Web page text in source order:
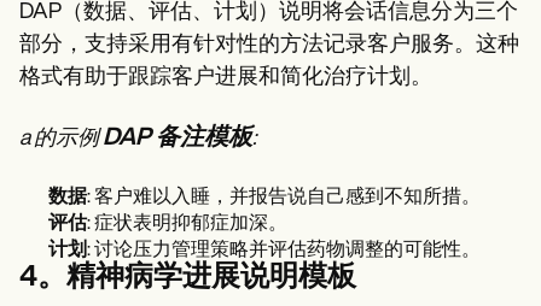
DAP（数据、评估、计划）说明将会话信息分为三个
部分，支持采用有针对性的方法记录客户服务。这种
格式有助于跟踪客户进展和简化治疗计划。
a 的示例DAP 备注模板:
数据: 客户难以入睡，并报告说自己感到不知所措。
评估: 症状表明抑郁症加深。
计划: 讨论压力管理策略并评估药物调整的可能性。
4。精神病学进展说明模板